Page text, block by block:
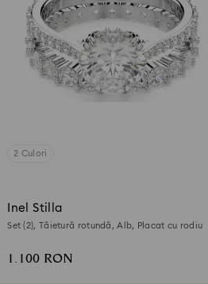
2 Culori
Inel Stilla
Set (2), Tăietură rotundă, Alb, Placat cu rodiu
1.100 RON